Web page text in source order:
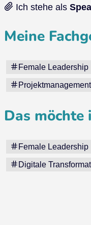
Ich stehe als
Meine
Female Leadership
Projektmanagement
Das möchte
Female Leadership
Digitale